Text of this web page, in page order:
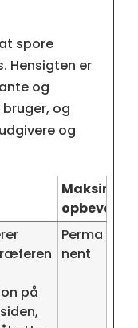
spore
Hensigten er
og
og
og
Maksimal
på
Perma
nent